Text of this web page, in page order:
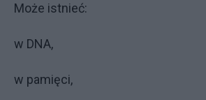
Może istnieć:
w DNA,
w pamięci,